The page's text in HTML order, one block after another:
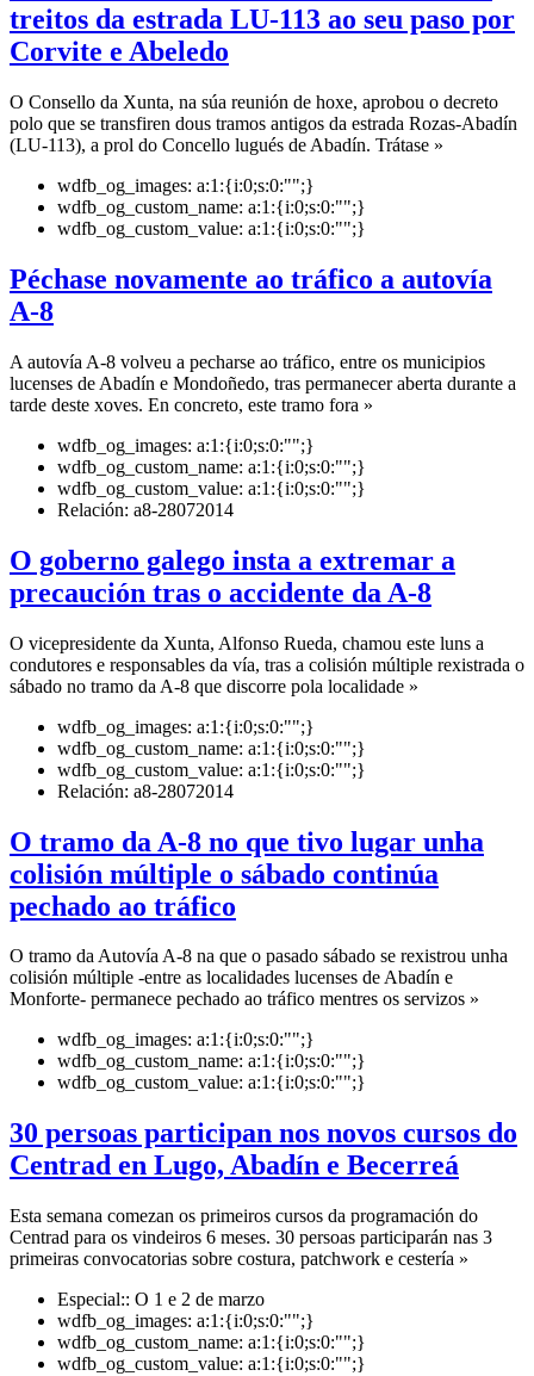
treitos da estrada LU-113 ao seu paso por
Corvite e Abeledo
O Consello da Xunta, na súa reunión de hoxe, aprobou o decreto
polo que se transfiren dous tramos antigos da estrada Rozas-Abadín
(LU-113), a prol do Concello lugués de Abadín. Trátase »
wdfb_og_images: a:1:{i:0;s:0:"";}
wdfb_og_custom_name: a:1:{i:0;s:0:"";}
wdfb_og_custom_value: a:1:{i:0;s:0:"";}
Péchase novamente ao tráfico a autovía
A-8
A autovía A-8 volveu a pecharse ao tráfico, entre os municipios
lucenses de Abadín e Mondoñedo, tras permanecer aberta durante a
tarde deste xoves. En concreto, este tramo fora »
wdfb_og_images: a:1:{i:0;s:0:"";}
wdfb_og_custom_name: a:1:{i:0;s:0:"";}
wdfb_og_custom_value: a:1:{i:0;s:0:"";}
Relación: a8-28072014
O goberno galego insta a extremar a
precaución tras o accidente da A-8
O vicepresidente da Xunta, Alfonso Rueda, chamou este luns a
condutores e responsables da vía, tras a colisión múltiple rexistrada o
sábado no tramo da A-8 que discorre pola localidade »
wdfb_og_images: a:1:{i:0;s:0:"";}
wdfb_og_custom_name: a:1:{i:0;s:0:"";}
wdfb_og_custom_value: a:1:{i:0;s:0:"";}
Relación: a8-28072014
O tramo da A-8 no que tivo lugar unha
colisión múltiple o sábado continúa
pechado ao tráfico
O tramo da Autovía A-8 na que o pasado sábado se rexistrou unha
colisión múltiple -entre as localidades lucenses de Abadín e
Monforte- permanece pechado ao tráfico mentres os servizos »
wdfb_og_images: a:1:{i:0;s:0:"";}
wdfb_og_custom_name: a:1:{i:0;s:0:"";}
wdfb_og_custom_value: a:1:{i:0;s:0:"";}
30 persoas participan nos novos cursos do
Centrad en Lugo, Abadín e Becerreá
Esta semana comezan os primeiros cursos da programación do
Centrad para os vindeiros 6 meses. 30 persoas participarán nas 3
primeiras convocatorias sobre costura, patchwork e cestería »
Especial:: O 1 e 2 de marzo
wdfb_og_images: a:1:{i:0;s:0:"";}
wdfb_og_custom_name: a:1:{i:0;s:0:"";}
wdfb_og_custom_value: a:1:{i:0;s:0:"";}